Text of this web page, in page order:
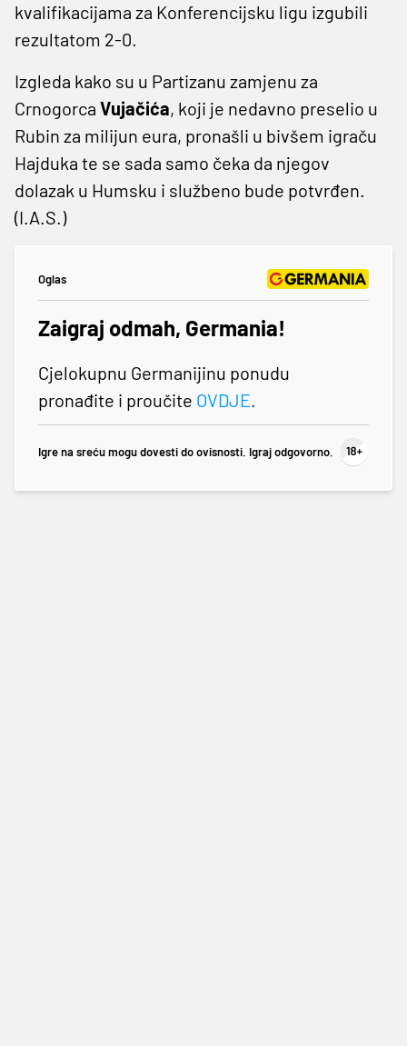
kvalifikacijama za Konferencijsku ligu izgubili
rezultatom 2-0.
Izgleda kako su u Partizanu zamjenu za
Crnogorca Vujačića, koji je nedavno preselio u
Rubin za milijun eura, pronašli u bivšem igraču
Hajduka te se sada samo čeka da njegov
dolazak u Humsku i službeno bude potvrđen.
(I.A.S.)
Oglas
Zaigraj odmah, Germania!
Cjelokupnu Germanijinu ponudu
pronađite i proučite OVDJE.
Igre na sreću mogu dovesti do ovisnosti. Igraj odgovorno.